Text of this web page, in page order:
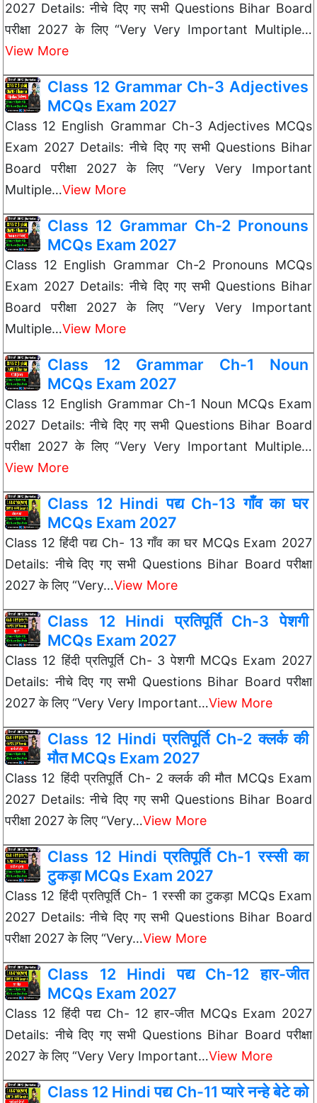
2027 Details: नीचे दिए गए सभी Questions Bihar Board
परीक्षा 2027 के लिए “Very Very Important Multiple…
View More
Class 12 Grammar Ch-3 Adjectives
MCQs Exam 2027
Class 12 English Grammar Ch-3 Adjectives MCQs
Exam 2027 Details: नीचे दिए गए सभी Questions Bihar
Board परीक्षा 2027 के लिए “Very Very Important
Multiple…View More
Class 12 Grammar Ch-2 Pronouns
MCQs Exam 2027
Class 12 English Grammar Ch-2 Pronouns MCQs
Exam 2027 Details: नीचे दिए गए सभी Questions Bihar
Board परीक्षा 2027 के लिए “Very Very Important
Multiple…View More
Class 12 Grammar Ch-1 Noun
MCQs Exam 2027
Class 12 English Grammar Ch-1 Noun MCQs Exam
2027 Details: नीचे दिए गए सभी Questions Bihar Board
परीक्षा 2027 के लिए “Very Very Important Multiple…
View More
Class 12 Hindi पद्य Ch-13 गाँव का घर
MCQs Exam 2027
Class 12 हिंदी पद्य Ch- 13 गाँव का घर MCQs Exam 2027
Details: नीचे दिए गए सभी Questions Bihar Board परीक्षा
2027 के लिए “Very…View More
Class 12 Hindi प्रतिपूर्ति Ch-3 पेशगी
MCQs Exam 2027
Class 12 हिंदी प्रतिपूर्ति Ch- 3 पेशगी MCQs Exam 2027
Details: नीचे दिए गए सभी Questions Bihar Board परीक्षा
2027 के लिए “Very Very Important…View More
Class 12 Hindi प्रतिपूर्ति Ch-2 क्लर्क की
मौत MCQs Exam 2027
Class 12 हिंदी प्रतिपूर्ति Ch- 2 क्लर्क की मौत MCQs Exam
2027 Details: नीचे दिए गए सभी Questions Bihar Board
परीक्षा 2027 के लिए “Very…View More
Class 12 Hindi प्रतिपूर्ति Ch-1 रस्सी का
टुकड़ा MCQs Exam 2027
Class 12 हिंदी प्रतिपूर्ति Ch- 1 रस्सी का टुकड़ा MCQs Exam
2027 Details: नीचे दिए गए सभी Questions Bihar Board
परीक्षा 2027 के लिए “Very…View More
Class 12 Hindi पद्य Ch-12 हार-जीत
MCQs Exam 2027
Class 12 हिंदी पद्य Ch- 12 हार-जीत MCQs Exam 2027
Details: नीचे दिए गए सभी Questions Bihar Board परीक्षा
2027 के लिए “Very Very Important…View More
Class 12 Hindi पद्य Ch-11 प्यारे नन्हे बेटे को